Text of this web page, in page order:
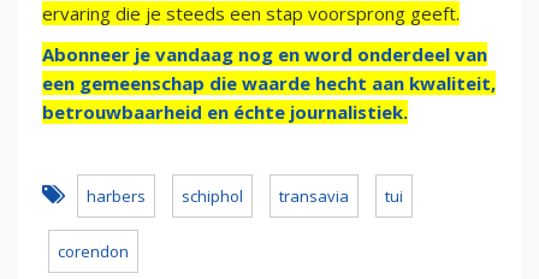
ervaring die je steeds een stap voorsprong geeft.
Abonneer je vandaag nog en word onderdeel van
een gemeenschap die waarde hecht aan kwaliteit,
betrouwbaarheid en échte journalistiek.
harbers schiphol transavia tui
corendon